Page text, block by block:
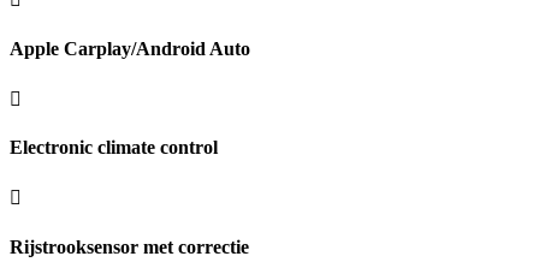
Apple Carplay/Android Auto
Electronic climate control
Rijstrooksensor met correctie